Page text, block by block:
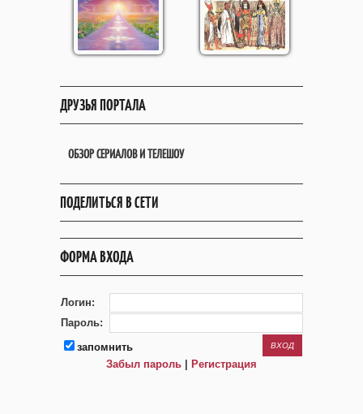
ДРУЗЬЯ ПОРТАЛА
ОБЗОР СЕРИАЛОВ И ТЕЛЕШОУ
ПОДЕЛИТЬСЯ В СЕТИ
ФОРМА ВХОДА
Логин:
Пароль:
запомнить
Забыл пароль
Регистрация